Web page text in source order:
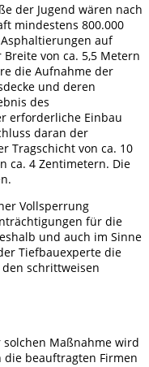
der Jugend wären nach
mindestens 800.000
auf
von ca. 5,5 Metern
die Aufnahme der
und deren
des
erforderliche Einbau
daran der
Tragschicht von ca. 10
ca. 4 Zentimetern. Die
Vollsperrung
für die
und auch im Sinne
Tiefbauexperte die
schrittweisen
Maßnahme wird
beauftragten Firmen